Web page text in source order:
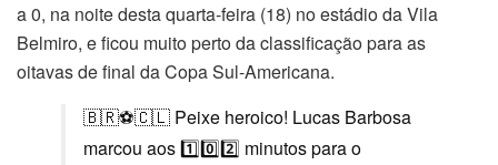
a 0, na noite desta quarta-feira (18) no estádio da Vila
Belmiro, e ficou muito perto da classificação para as
oitavas de final da Copa Sul-Americana.
🇧🇷⚽🇨🇱 Peixe heroico! Lucas Barbosa
marcou aos 1️⃣0️⃣2️⃣ minutos para o